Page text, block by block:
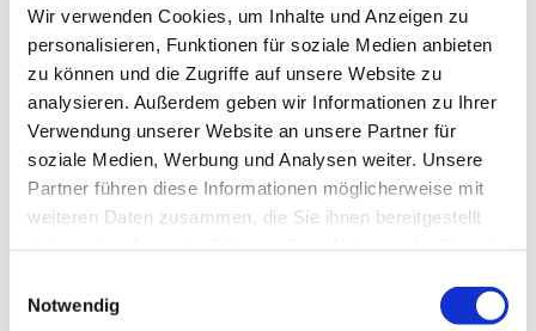
Wir verwenden Cookies, um Inhalte und Anzeigen zu
personalisieren, Funktionen für soziale Medien anbieten
zu können und die Zugriffe auf unsere Website zu
analysieren. Außerdem geben wir Informationen zu Ihrer
Verwendung unserer Website an unsere Partner für
soziale Medien, Werbung und Analysen weiter. Unsere
Partner führen diese Informationen möglicherweise mit
weiteren Daten zusammen, die Sie ihnen bereitgestellt
Cookies, wenn Sie unsere Webseite weiterhin nutzen.
Notwendig
Öffentliche Verkehrsmittel
Anreise mit dem Zug aus den Richtungen Magdeburg
oder Thale (Abellio) oder aus Richtung Nordhausen /
Wernigerode / Stiege (HSB)
Fahrplanauskunft: www.insa.de |www.hsb-wr.de
Der Bahnhof / Busbahnhof befindet sich 1,4 km vom
Start entfernt.
Quedlinburg Information